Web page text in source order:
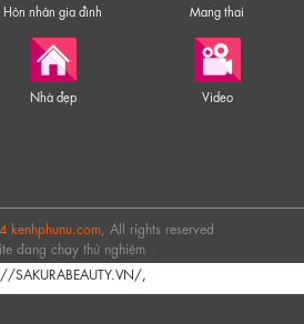
Hôn nhân gia đình Mang thai
Nhà đẹp Video
kenhphunu.com, All rights reserved
đang chạy thử nghiệm
SAKURABEAUTY.VN/,